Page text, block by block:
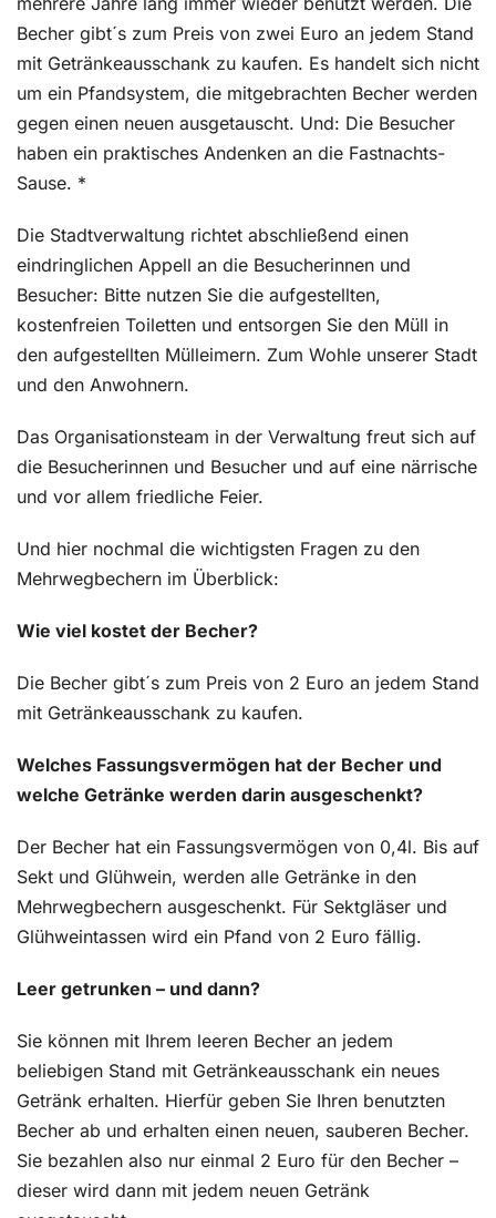
Becher gibt´s zum Preis von zwei Euro an jedem Stand
mit Getränkeausschank zu kaufen. Es handelt sich nicht
um ein Pfandsystem, die mitgebrachten Becher werden
gegen einen neuen ausgetauscht. Und: Die Besucher
haben ein praktisches Andenken an die Fastnachts-
Sause. *
Die Stadtverwaltung richtet abschließend einen
eindringlichen Appell an die Besucherinnen und
Besucher: Bitte nutzen Sie die aufgestellten,
kostenfreien Toiletten und entsorgen Sie den Müll in
den aufgestellten Mülleimern. Zum Wohle unserer Stadt
und den Anwohnern.
Das Organisationsteam in der Verwaltung freut sich auf
die Besucherinnen und Besucher und auf eine närrische
und vor allem friedliche Feier.
Und hier nochmal die wichtigsten Fragen zu den
Mehrwegbechern im Überblick:
Wie viel kostet der Becher?
Die Becher gibt´s zum Preis von 2 Euro an jedem Stand
mit Getränkeausschank zu kaufen.
Welches Fassungsvermögen hat der Becher und
welche Getränke werden darin ausgeschenkt?
Der Becher hat ein Fassungsvermögen von 0,4l. Bis auf
Sekt und Glühwein, werden alle Getränke in den
Mehrwegbechern ausgeschenkt. Für Sektgläser und
Glühweintassen wird ein Pfand von 2 Euro fällig.
Leer getrunken – und dann?
Sie können mit Ihrem leeren Becher an jedem
beliebigen Stand mit Getränkeausschank ein neues
Getränk erhalten. Hierfür geben Sie Ihren benutzten
Becher ab und erhalten einen neuen, sauberen Becher.
Sie bezahlen also nur einmal 2 Euro für den Becher –
dieser wird dann mit jedem neuen Getränk